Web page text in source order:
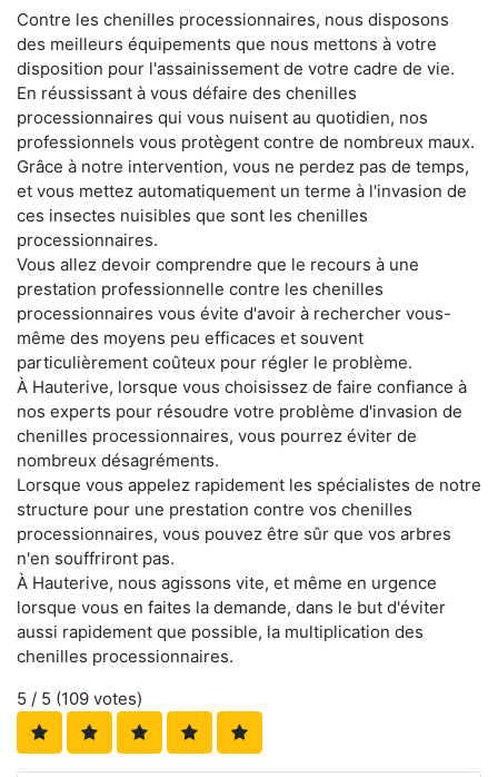
Contre les chenilles processionnaires, nous disposons
des meilleurs équipements que nous mettons à votre
disposition pour l'assainissement de votre cadre de vie.
En réussissant à vous défaire des chenilles
processionnaires qui vous nuisent au quotidien, nos
professionnels vous protègent contre de nombreux maux.
Grâce à notre intervention, vous ne perdez pas de temps,
et vous mettez automatiquement un terme à l'invasion de
ces insectes nuisibles que sont les chenilles
processionnaires.
Vous allez devoir comprendre que le recours à une
prestation professionnelle contre les chenilles
processionnaires vous évite d'avoir à rechercher vous-
même des moyens peu efficaces et souvent
particulièrement coûteux pour régler le problème.
À Hauterive, lorsque vous choisissez de faire confiance à
nos experts pour résoudre votre problème d'invasion de
chenilles processionnaires, vous pourrez éviter de
nombreux désagréments.
Lorsque vous appelez rapidement les spécialistes de notre
structure pour une prestation contre vos chenilles
processionnaires, vous pouvez être sûr que vos arbres
n'en souffriront pas.
À Hauterive, nous agissons vite, et même en urgence
lorsque vous en faites la demande, dans le but d'éviter
aussi rapidement que possible, la multiplication des
chenilles processionnaires.
5 / 5 (109 votes)